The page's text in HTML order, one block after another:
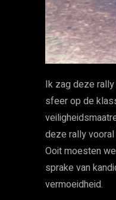
Ik zag deze
sfeer op de
deze rally
Ooit moesten
sprake van
vermoeidheid.